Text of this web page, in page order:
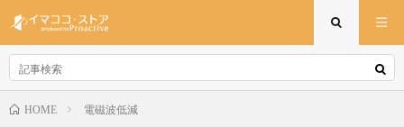
HOME 電磁波低減